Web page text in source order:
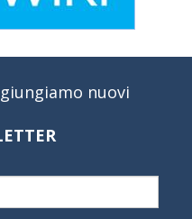
nuovi